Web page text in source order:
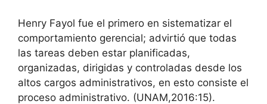
Henry Fayol fue el primero en sistematizar el
comportamiento gerencial; advirtió que todas
las tareas deben estar planificadas,
organizadas, dirigidas y controladas desde los
altos cargos administrativos, en esto consiste el
proceso administrativo. (UNAM,2016:15).